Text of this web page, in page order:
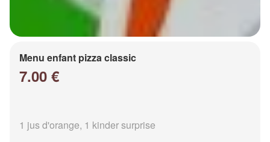
Menu enfant pizza classic
7.00 €
1 jus d'orange, 1 kinder surprise